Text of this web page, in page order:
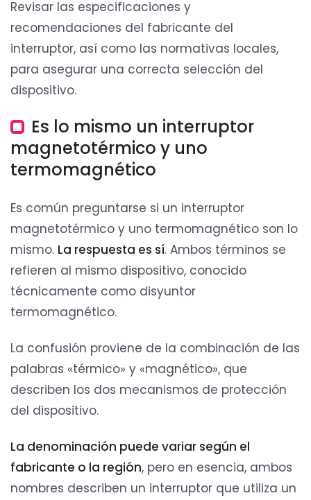
Revisar las especificaciones y
recomendaciones del fabricante del
interruptor, así como las normativas locales,
para asegurar una correcta selección del
dispositivo.
Es lo mismo un interruptor
magnetotérmico y uno
termomagnético
Es común preguntarse si un interruptor
magnetotérmico y uno termomagnético son lo
mismo. La respuesta es sí. Ambos términos se
refieren al mismo dispositivo, conocido
técnicamente como disyuntor
termomagnético.
La confusión proviene de la combinación de las
palabras «térmico» y «magnético», que
describen los dos mecanismos de protección
del dispositivo.
La denominación puede variar según el
fabricante o la región, pero en esencia, ambos
nombres describen un interruptor que utiliza un